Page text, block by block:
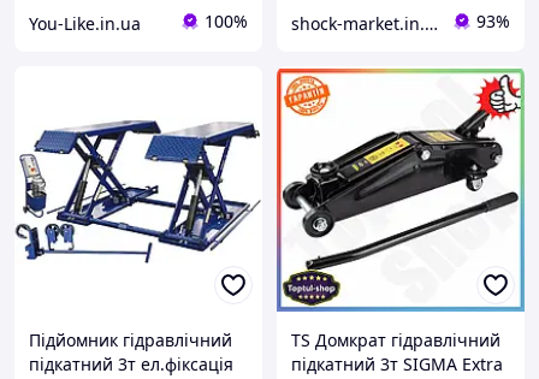
You-Like.in.ua 100% shock-market.in.ua 93%
Підйомник гідравлічний
підкатний 3т ел.фіксація
TS Домкрат гідравлічний
підкатний 3т SIGMA Extra